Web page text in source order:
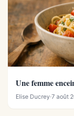
Une femme
Elise Ducrey·7 août